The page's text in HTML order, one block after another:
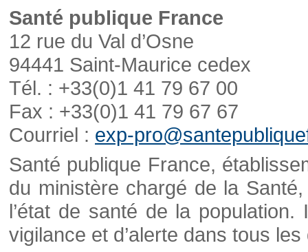
Santé publique France
12 rue du Val d’Osne
94441 Saint-Maurice cedex
Tél. : +33(0)1 41 79 67 00
Fax : +33(0)1 41 79 67 67
Courriel : exp-
Santé publique France,
du ministère chargé de la
l’état de santé de la
vigilance et d’alerte dans tous